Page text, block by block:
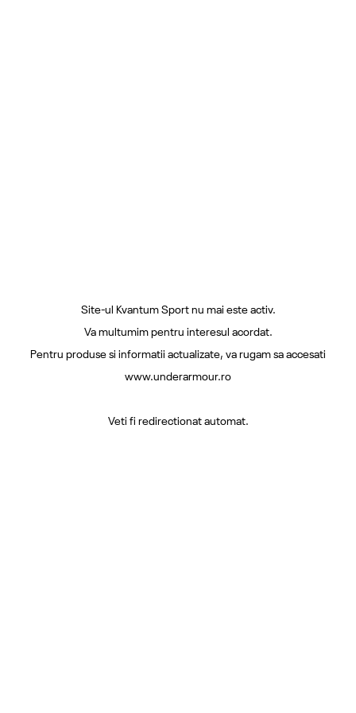
Site-ul Kvantum Sport nu mai este activ.
Va multumim pentru interesul acordat.
Pentru produse si informatii actualizate, va rugam sa accesati
www.underarmour.ro
Veti fi redirectionat automat.